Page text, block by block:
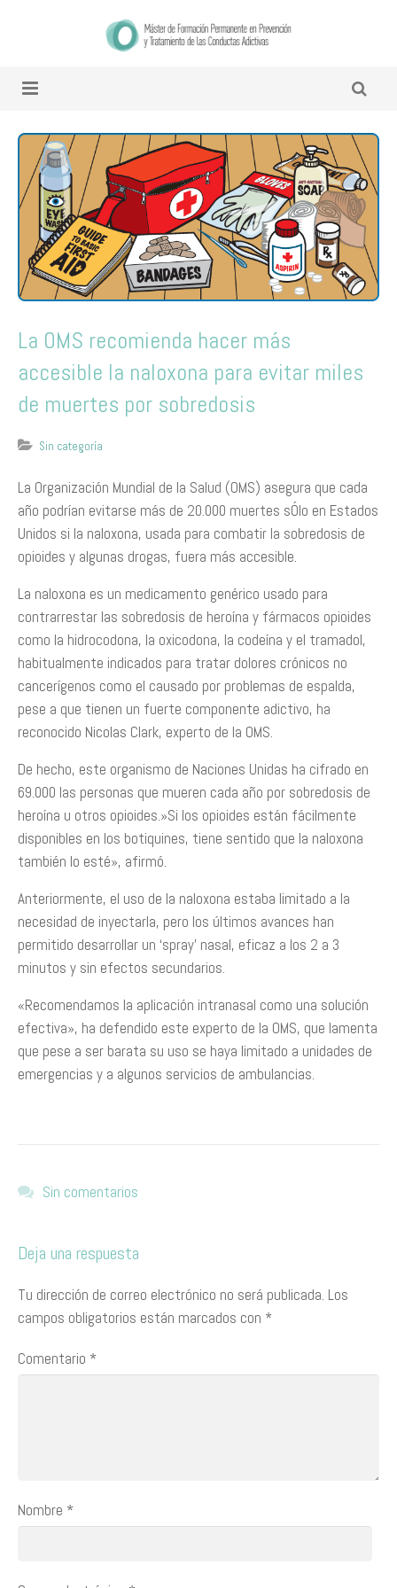
La OMS recomienda hacer más
accesible la naloxona para evitar miles
de muertes por sobredosis
Sin categoría
La Organización Mundial de la Salud (OMS) asegura que cada
año podrían evitarse más de 20.000 muertes sÓlo en Estados
Unidos si la naloxona, usada para combatir la sobredosis de
opioides y algunas drogas, fuera más accesible.
La naloxona es un medicamento genérico usado para
contrarrestar las sobredosis de heroína y fármacos opioides
como la hidrocodona, la oxicodona, la codeína y el tramadol,
habitualmente indicados para tratar dolores crónicos no
cancerígenos como el causado por problemas de espalda,
pese a que tienen un fuerte componente adictivo, ha
reconocido Nicolas Clark, experto de la OMS.
De hecho, este organismo de Naciones Unidas ha cifrado en
69.000 las personas que mueren cada año por sobredosis de
heroína u otros opioides.»Si los opioides están fácilmente
disponibles en los botiquines, tiene sentido que la naloxona
también lo esté», afirmó.
Anteriormente, el uso de la naloxona estaba limitado a la
necesidad de inyectarla, pero los últimos avances han
permitido desarrollar un ‘spray’ nasal, eficaz a los 2 a 3
minutos y sin efectos secundarios.
«Recomendamos la aplicación intranasal como una solución
efectiva», ha defendido este experto de la OMS, que lamenta
que pese a ser barata su uso se haya limitado a unidades de
emergencias y a algunos servicios de ambulancias.
Sin comentarios
Deja una respuesta
Tu dirección de correo electrónico no será publicada. Los
campos obligatorios están marcados con *
Comentario *
Nombre *